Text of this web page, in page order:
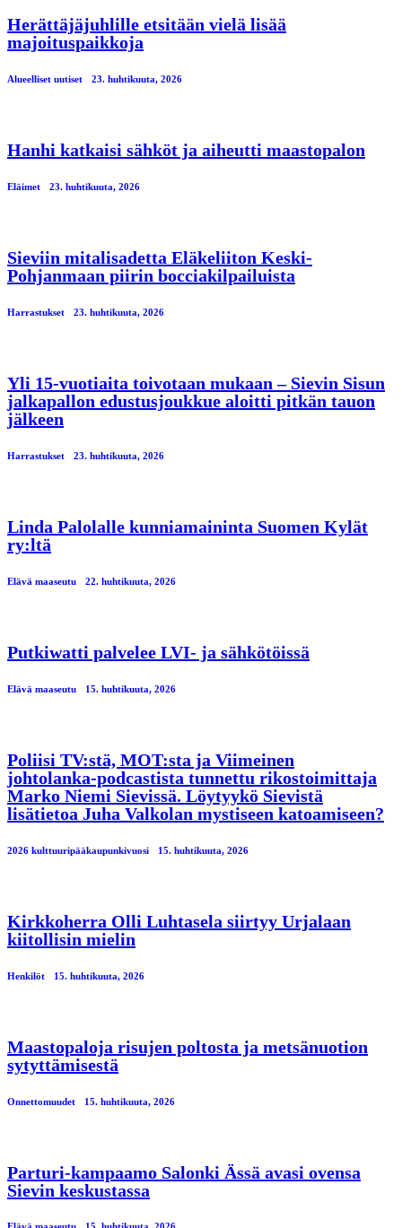
Herättäjäjuhlille etsitään vielä lisää
majoituspaikkoja
Alueelliset uutiset 23. huhtikuuta, 2026
Hanhi katkaisi sähköt ja aiheutti maastopalon
Eläimet 23. huhtikuuta, 2026
Sieviin mitalisadetta Eläkeliiton Keski-
Pohjanmaan piirin bocciakilpailuista
Harrastukset 23. huhtikuuta, 2026
Yli 15-vuotiaita toivotaan mukaan – Sievin Sisun
jalkapallon edustusjoukkue aloitti pitkän tauon
jälkeen
Harrastukset 23. huhtikuuta, 2026
Linda Palolalle kunniamaininta Suomen Kylät
ry:ltä
Elävä maaseutu 22. huhtikuuta, 2026
Putkiwatti palvelee LVI- ja sähkötöissä
Elävä maaseutu 15. huhtikuuta, 2026
Poliisi TV:stä, MOT:sta ja Viimeinen
johtolanka-podcastista tunnettu rikostoimittaja
Marko Niemi Sievissä. Löytyykö Sievistä
lisätietoa Juha Valkolan mystiseen katoamiseen?
2026 kulttuuripääkaupunkivuosi 15. huhtikuuta, 2026
Kirkkoherra Olli Luhtasela siirtyy Urjalaan
kiitollisin mielin
Henkilöt 15. huhtikuuta, 2026
Maastopaloja risujen poltosta ja metsänuotion
sytyttämisestä
Onnettomuudet 15. huhtikuuta, 2026
Parturi-kampaamo Salonki Ässä avasi ovensa
Sievin keskustassa